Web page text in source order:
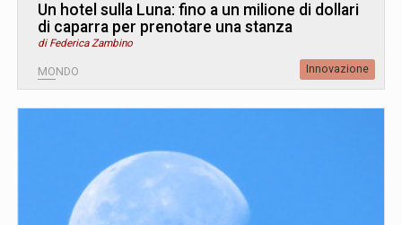
Un hotel sulla Luna: fino a un milione di dollari
di caparra per prenotare una stanza
di Federica Zambino
MONDO Innovazione